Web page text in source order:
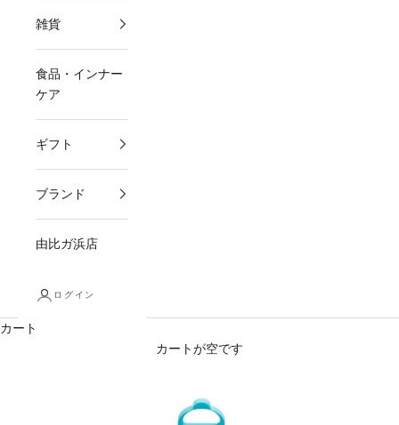
雑貨
食品・インナー
ケア
ギフト
ブランド
由比ガ浜店
ログイン
カート
カートが空です